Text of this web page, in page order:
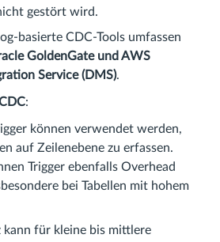
gestört wird.
basierte CDC-Tools umfassen
GoldenGate und AWS
Service (DMS).
:
können verwendet werden,
auf Zeilenebene zu erfassen.
Trigger ebenfalls Overhead
bei Tabellen mit hohem
kann für kleine bis mittlere